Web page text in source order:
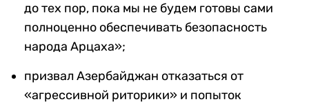
до тех пор, пока мы не будем готовы сами
полноценно обеспечивать безопасность
народа Арцаха»;
призвал Азербайджан отказаться от
«агрессивной риторики» и попыток